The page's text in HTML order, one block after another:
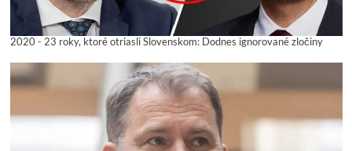
2020 - 23 roky, ktoré otriasli Slovenskom: Dodnes ignorované zločiny